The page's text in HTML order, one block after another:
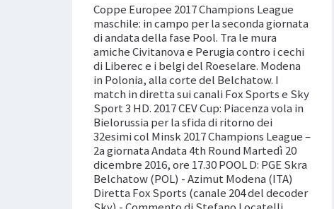
Coppe Europee 2017 Champions League
maschile: in campo per la seconda giornata
di andata della fase Pool. Tra le mura
amiche Civitanova e Perugia contro i cechi
di Liberec e i belgi del Roeselare. Modena
in Polonia, alla corte del Belchatow. I
match in diretta sui canali Fox Sports e Sky
Sport 3 HD. 2017 CEV Cup: Piacenza vola in
Bielorussia per la sfida di ritorno dei
32esimi col Minsk 2017 Champions League –
2a giornata Andata 4th Round Martedì 20
dicembre 2016, ore 17.30 POOL D: PGE Skra
Belchatow (POL) - Azimut Modena (ITA)
Diretta Fox Sports (canale 204 del decoder